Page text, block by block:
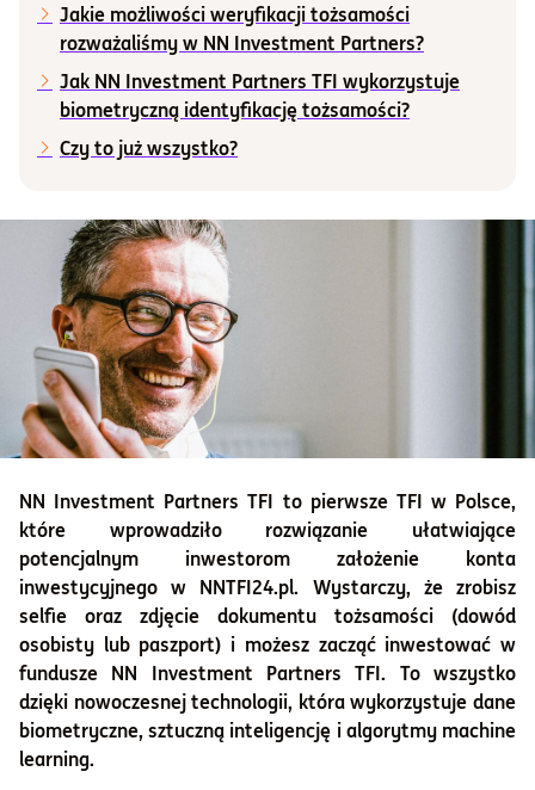
Informacje i dokumenty
O nas
Otwórz konto
Jakie możliwości weryfikacji tożsamości
rozważaliśmy w NN Investment Partners?
Jak NN Investment Partners TFI wykorzystuje
biometryczną identyfikację tożsamości?
Czy to już wszystko?
NN Investment Partners TFI to pierwsze TFI w Polsce,
które wprowadziło rozwiązanie ułatwiające
potencjalnym inwestorom założenie konta
inwestycyjnego w NNTFI24.pl. Wystarczy, że zrobisz
selfie oraz zdjęcie dokumentu tożsamości (dowód
osobisty lub paszport) i możesz zacząć inwestować w
fundusze NN Investment Partners TFI. To wszystko
dzięki nowoczesnej technologii, która wykorzystuje dane
biometryczne, sztuczną inteligencję i algorytmy machine
learning.